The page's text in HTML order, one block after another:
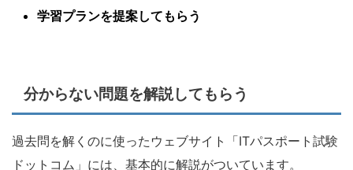
学習プランを提案してもらう
分からない問題を解説してもらう
過去問を解くのに使ったウェブサイト「ITパスポート試験
ドットコム」には、基本的に解説がついています。